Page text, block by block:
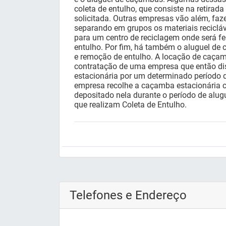
coleta de entulho, que consiste na
solicitada. Outras empresas vão além,
separando em grupos os materiais
para um centro de reciclagem onde será
entulho. Por fim, há também o aluguel de
e remoção de entulho. A locação de
contratação de uma empresa que então
estacionária por um determinado período
empresa recolhe a caçamba estacionária
depositado nela durante o período de
que realizam Coleta de Entulho.
Telefones e Endereço